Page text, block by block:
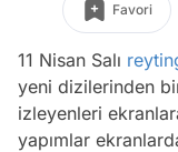
Favori
11 Nisan Salı
yeni dizilerinden
izleyenleri
yapımlar